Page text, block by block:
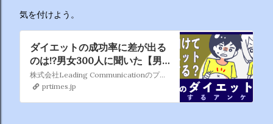
後から入ってくる糖質...
気を付けよう。
ダイエットの成功率に差が出る
のは!?男女300人に聞いた【男
女のダイエット事情に関する調
査アンケート】
株式会社Leading Communicationのプレスリリース（2022年7月4日 10時21分）ダイエットの成功率に差が出るのは!?男女300人に聞いた 男女のダイエット事情に関する調査アンケート
prtimes.jp